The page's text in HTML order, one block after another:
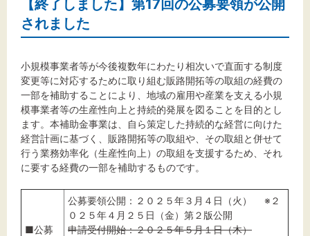
【終了しました】第17回の公募要領が公開
されました
小規模事業者等が今後複数年にわたり相次いで直面する制度
変更等に対応するために取り組む販路開拓等の取組の経費の
一部を補助することにより、地域の雇用や産業を支える小規
模事業者等の生産性向上と持続的発展を図ることを目的とし
ます。本補助金事業は、自ら策定した持続的な経営に向けた
経営計画に基づく、販路開拓等の取組や、その取組と併せて
行う業務効率化（生産性向上）の取組を支援するため、それ
に要する経費の一部を補助するものです。
■公募
公募要領公開：２０２５年３月４日（火） ※２
０２５年４月２５日（金）第２版公開
申請受付開始：２０２５年５月１日（木）